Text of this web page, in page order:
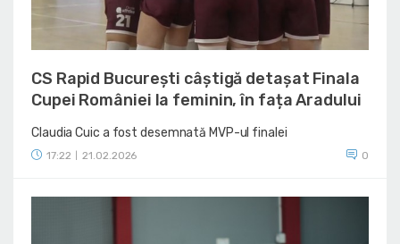
CS Rapid București câștigă detașat Finala
Cupei României la feminin, în fața Aradului
Claudia Cuic a fost desemnată MVP-ul finalei
17:22 21.02.2026 0